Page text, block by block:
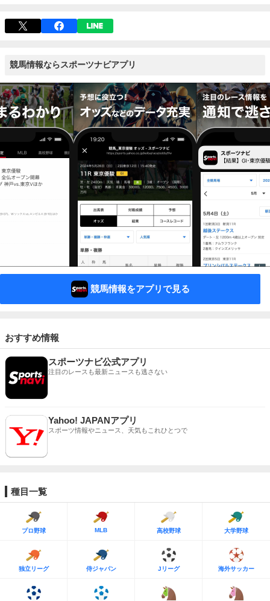
競馬情報ならスポーツナビアプリ
競馬情報をアプリで見る
おすすめ情報
スポーツナビ公式アプリ
注目のレースも最新ニュースも逃さない
Yahoo! JAPANアプリ
スポーツ情報やニュース、天気もこれひとつで
種目一覧
プロ野球 MLB 高校野球 大学野球
独立リーグ 侍ジャパン Jリーグ 海外サッカー